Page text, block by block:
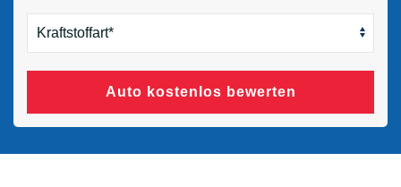
Auto kostenlos bewerten